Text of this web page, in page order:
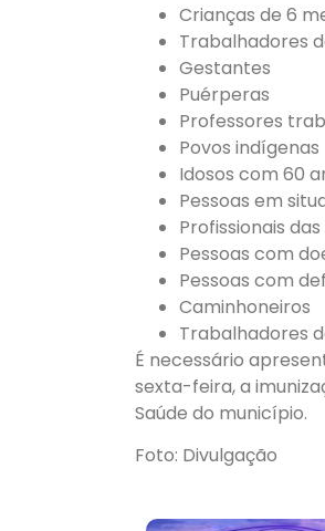
Crianças de 6
Trabalhadores
Gestantes
Puérperas
Professores
Povos indígenas
Idosos com 60
Pessoas em
Profissionais
Pessoas com
Pessoas com
Caminhoneiros
Trabalhadores
É necessário
sexta-feira, a
Saúde do município.
Foto: Divulgação